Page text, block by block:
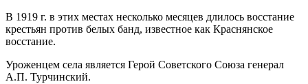
В 1919 г. в этих местах несколько месяцев длилось восстание
крестьян против белых банд, известное как Краснянское
восстание.
Уроженцем села является Герой Советского Союза генерал
А.П. Турчинский.